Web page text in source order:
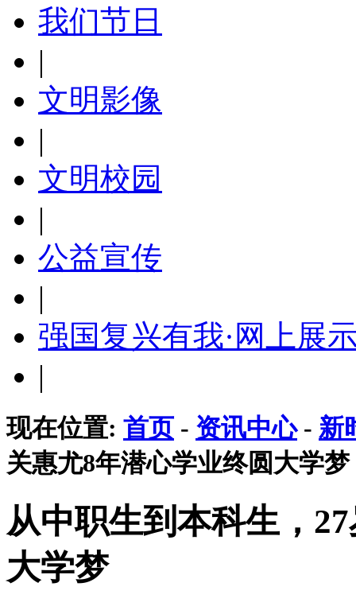
我们节日
|
文明影像
|
文明校园
|
公益宣传
|
强国复兴有我·网上展
|
现在位置: 首页 - 资讯中心- 新
关惠尤8年潜心学业终圆大学梦
从中职生到本科生，
大学梦